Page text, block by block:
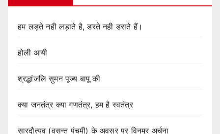
हम लड़ते नही लड़ाते है, डरते नही डराते हैं।
होली आयी
श्रद्धांजलि सुमन पूज्य बापू की
क्या जनतंत्र क्या गणतंत्र, हम है स्वतंत्र
सारदौत्यव (वसन्त पंचमी) के अवसर पर विनम्र अर्चना